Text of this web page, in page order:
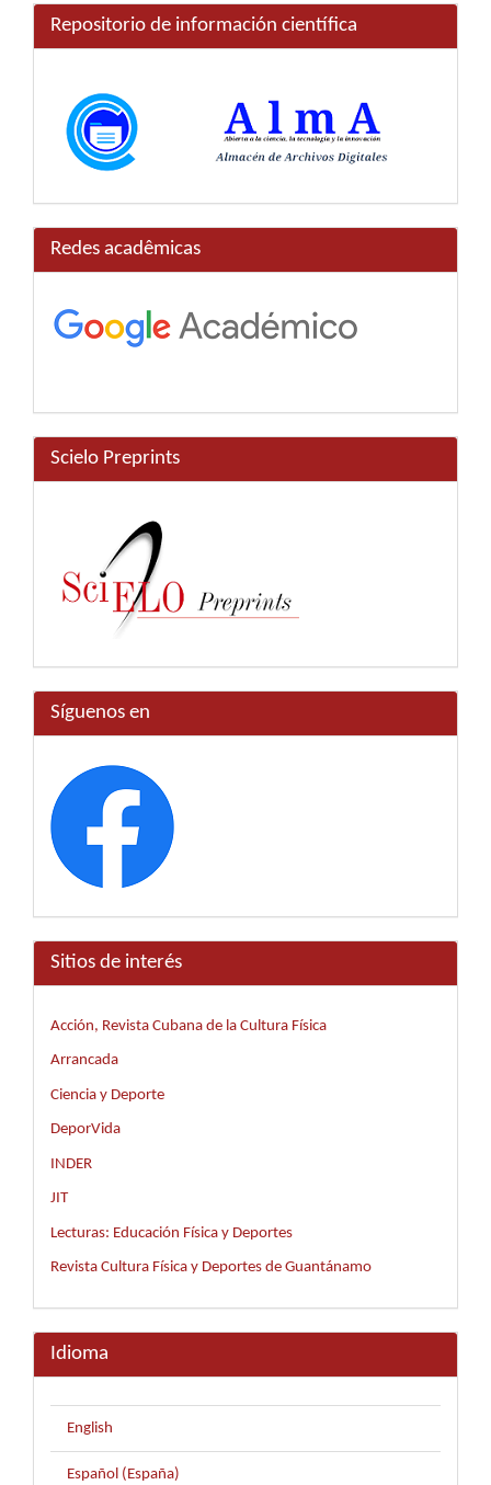
Repositorio de información científica
Redes acadêmicas
Scielo Preprints
Síguenos en
Sitios de interés
Acción, Revista Cubana de la Cultura Física
Arrancada
Ciencia y Deporte
DeporVida
INDER
JIT
Lecturas: Educación Física y Deportes
Revista Cultura Física y Deportes de Guantánamo
Idioma
English
Español (España)